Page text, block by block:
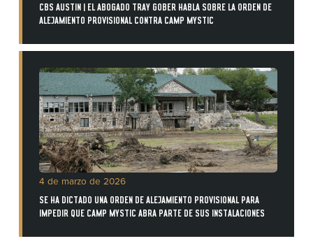
CBS AUSTIN | EL ABOGADO TRAY GOBER HABLA SOBRE LA ORDEN DE
ALEJAMIENTO PROVISIONAL CONTRA CAMP MYSTIC
4 de marzo de 2026
SE HA DICTADO UNA ORDEN DE ALEJAMIENTO PROVISIONAL PARA
IMPEDIR QUE CAMP MYSTIC ABRA PARTE DE SUS INSTALACIONES